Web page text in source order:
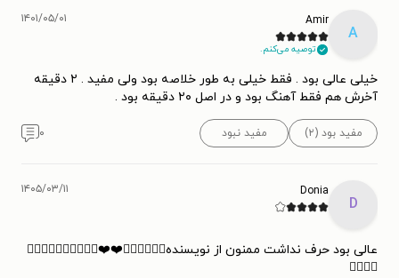
A
Amir
توصیه می‌کنم.
۱۴۰۱/۰۵/۰۱
خیلی عالی بود . فقط خیلی به طور خلاصه بود ولی مفید . ۲ دقیقه
آخرش هم فقط آهنگ بود و در اصل ۲۰ دقیقه بود .
مفید بود (۲) مفید نبود ۰
D
Donia ۱۴۰۵/۰۳/۱۱
عالی بود حرف نداشت ممنون از نویسنده🌷🌷🌷🌷🌷🌹❤️❤️👌🏻👌🏻👌🏻👌🏻👌🏻
👌🏻👌🏻